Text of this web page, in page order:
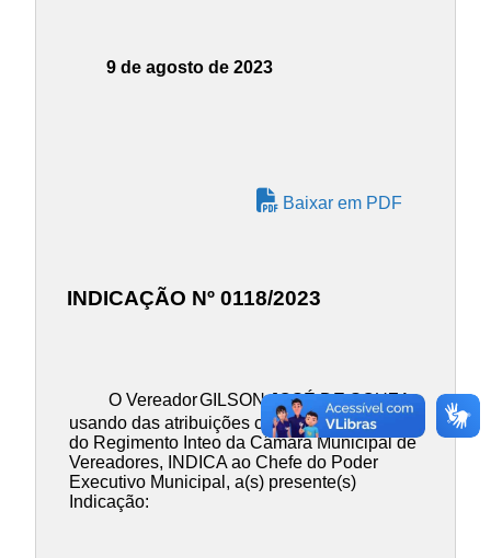
9 de agosto de 2023
Baixar em PDF
INDICAÇÃO Nº 0118/2023
O VereadorGILSON JOSÉ DE SOUZA,
usando das atribuições contidas no Art. 137
do Regimento Inteo da Câmara Municipal de
Vereadores, INDICA ao Chefe do Poder
Executivo Municipal, a(s) presente(s)
Indicação: